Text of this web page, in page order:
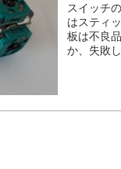
スイッチ
はスティ
板は不良
か、失敗